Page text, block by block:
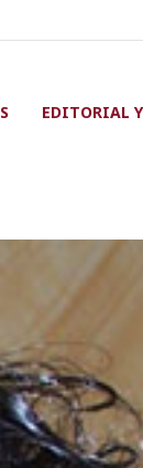
EDITORIAL